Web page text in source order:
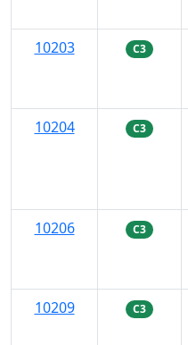
10203
C3
10204
C3
10206
C3
10209
C3